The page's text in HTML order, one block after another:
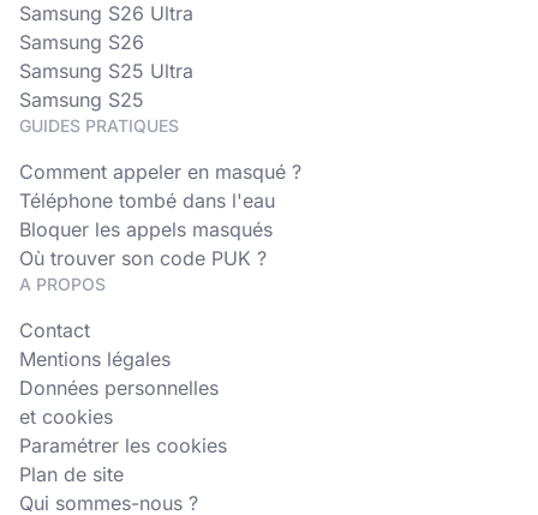
Samsung S26 Ultra
Samsung S26
Samsung S25 Ultra
Samsung S25
GUIDES PRATIQUES
Comment appeler en masqué ?
Téléphone tombé dans l'eau
Bloquer les appels masqués
Où trouver son code PUK ?
A PROPOS
Contact
Mentions légales
Données personnelles
et cookies
Paramétrer les cookies
Plan de site
Qui sommes-nous ?